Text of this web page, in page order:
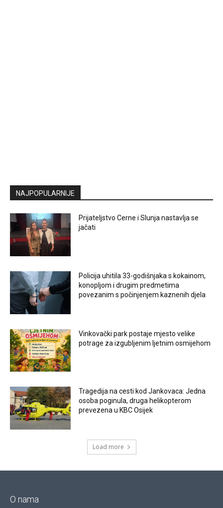
NAJPOPULARNIJE
Prijateljstvo Cerne i Slunja nastavlja se
jačati
Policija uhitila 33-godišnjaka s kokainom,
konopljom i drugim predmetima
povezanim s počinjenjem kaznenih djela
Vinkovački park postaje mjesto velike
potrage za izgubljenim ljetnim osmijehom
Tragedija na cesti kod Jankovaca: Jedna
osoba poginula, druga helikopterom
prevezena u KBC Osijek
Load more
O nama